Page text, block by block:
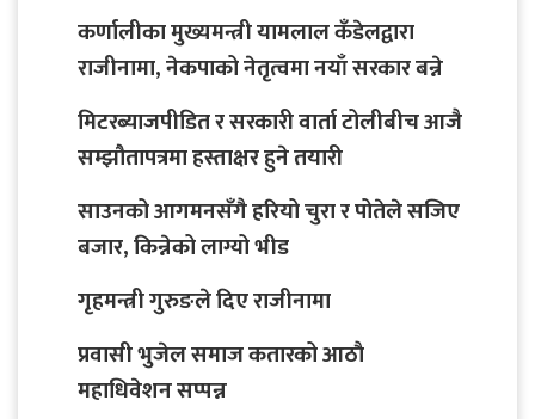
कर्णालीका मुख्यमन्त्री यामलाल कँडेलद्वारा
राजीनामा, नेकपाको नेतृत्वमा नयाँ सरकार बन्ने
मिटरब्याजपीडित र सरकारी वार्ता टोलीबीच आजै
सम्झौतापत्रमा हस्ताक्षर हुने तयारी
साउनको आगमनसँगै हरियो चुरा र पोतेले सजिए
बजार, किन्नेको लाग्यो भीड
गृहमन्त्री गुरुङले दिए राजीनामा
प्रवासी भुजेल समाज कतारको आठाै
महाधिवेशन सप्पन्न